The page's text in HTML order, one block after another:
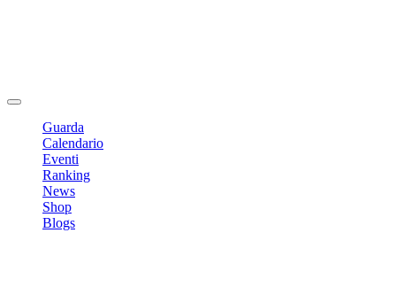
Guarda
Calendario
Eventi
Ranking
News
Shop
Blogs